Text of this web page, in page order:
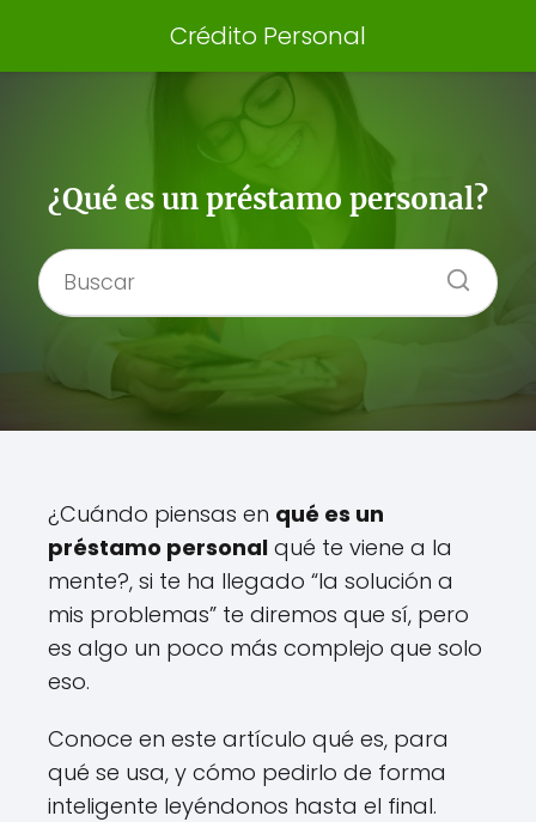
Crédito Personal
¿Qué es un préstamo personal?
¿Cuándo piensas en qué es un
préstamo personal qué te viene a la
mente?, si te ha llegado “la solución a
mis problemas” te diremos que sí, pero
es algo un poco más complejo que solo
eso.
Conoce en este artículo qué es, para
qué se usa, y cómo pedirlo de forma
inteligente leyéndonos hasta el final.